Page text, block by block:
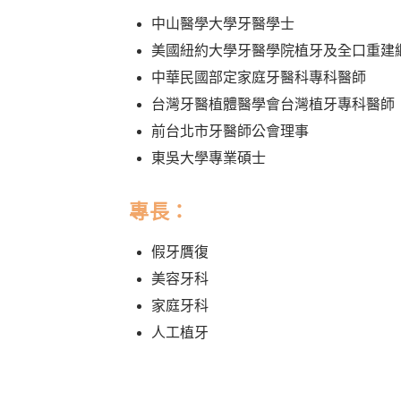
中山醫學大學牙醫學士
美國紐約大學牙醫學院植牙及全口重建
中華民國部定家庭牙醫科專科醫師
台灣牙醫植體醫學會台灣植牙專科醫師
前台北市牙醫師公會理事
東吳大學專業碩士
專長：
假牙贋復
美容牙科
家庭牙科
人工植牙